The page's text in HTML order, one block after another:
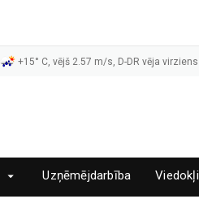
+15° C, vējš 2.57 m/s, D-DR vēja virziens
Uzņēmējdarbība Viedokļi